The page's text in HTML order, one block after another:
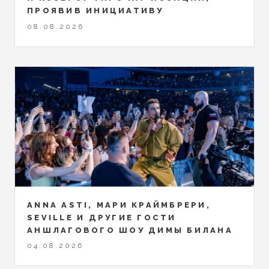
ПРОЯВИВ ИНИЦИАТИВУ
08.08.2026
ANNA ASTI, МАРИ КРАЙМБРЕРИ,
SEVILLE И ДРУГИЕ ГОСТИ
АНШЛАГОВОГО ШОУ ДИМЫ БИЛАНА
04.08.2026